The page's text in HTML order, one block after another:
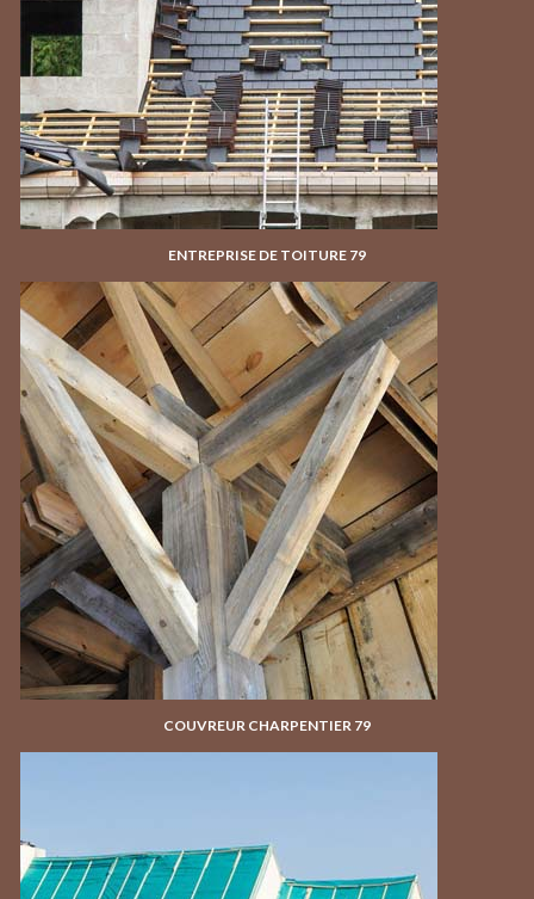
ENTREPRISE DE TOITURE 79
COUVREUR CHARPENTIER 79